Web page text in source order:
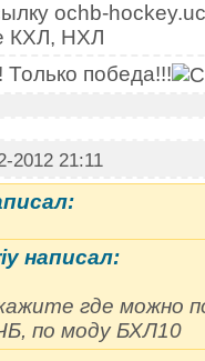
ochb-
КХЛ, НХЛ
победа!!!
2012 21:11
написал:
где можно
по моду БХЛ10